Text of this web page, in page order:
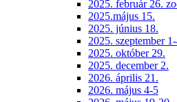
2025. február 26.
2025.május 15.
2025. június 18.
2025. szeptember
2025. október 29.
2025. december 2.
2026. április 21.
2026. május 4-5